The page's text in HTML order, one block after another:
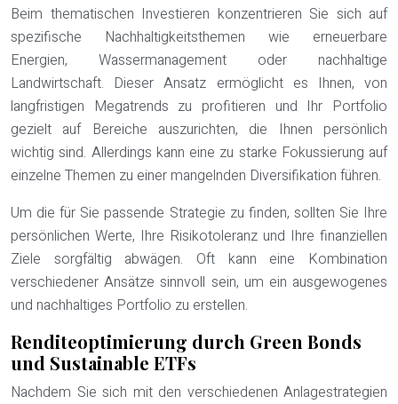
Beim thematischen Investieren konzentrieren Sie sich auf
spezifische Nachhaltigkeitsthemen wie erneuerbare
Energien, Wassermanagement oder nachhaltige
Landwirtschaft. Dieser Ansatz ermöglicht es Ihnen, von
langfristigen Megatrends zu profitieren und Ihr Portfolio
gezielt auf Bereiche auszurichten, die Ihnen persönlich
wichtig sind. Allerdings kann eine zu starke Fokussierung auf
einzelne Themen zu einer mangelnden Diversifikation führen.
Um die für Sie passende Strategie zu finden, sollten Sie Ihre
persönlichen Werte, Ihre Risikotoleranz und Ihre finanziellen
Ziele sorgfältig abwägen. Oft kann eine Kombination
verschiedener Ansätze sinnvoll sein, um ein ausgewogenes
und nachhaltiges Portfolio zu erstellen.
Renditeoptimierung durch Green Bonds
und Sustainable ETFs
Nachdem Sie sich mit den verschiedenen Anlagestrategien